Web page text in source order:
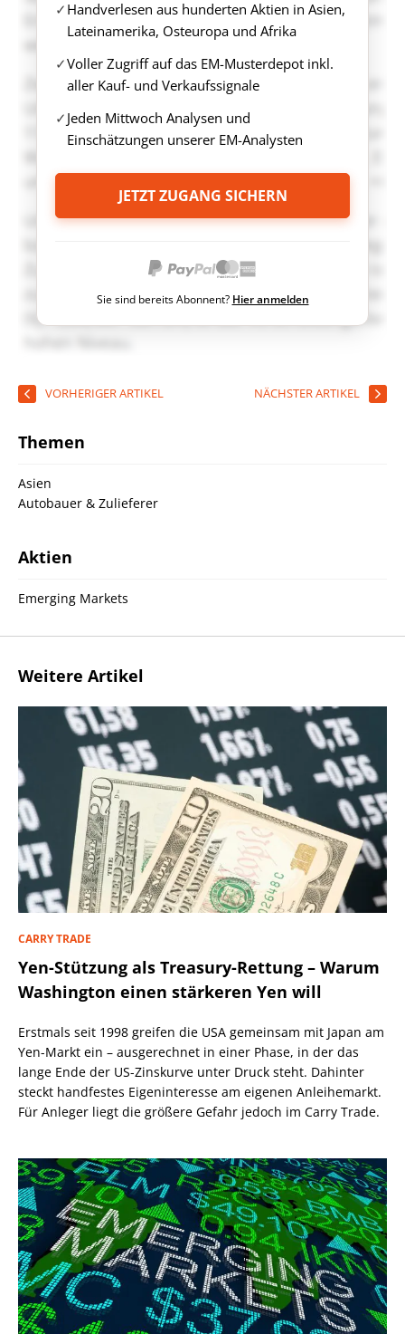
Handverlesen aus hunderten Aktien in Asien,
Lateinamerika, Osteuropa und Afrika
Voller Zugriff auf das EM-Musterdepot inkl.
aller Kauf- und Verkaufssignale
Jeden Mittwoch Analysen und
Einschätzungen unserer EM-Analysten
JETZT ZUGANG SICHERN
Sie sind bereits Abonnent? Hier anmelden
VORHERIGER ARTIKEL NÄCHSTER ARTIKEL
Themen
Asien
Autobauer & Zulieferer
Aktien
Emerging Markets
Weitere Artikel
CARRY TRADE
Yen-Stützung als Treasury-Rettung – Warum
Washington einen stärkeren Yen will
Erstmals seit 1998 greifen die USA gemeinsam mit Japan am
Yen-Markt ein – ausgerechnet in einer Phase, in der das
lange Ende der US-Zinskurve unter Druck steht. Dahinter
steckt handfestes Eigeninteresse am eigenen Anleihemarkt.
Für Anleger liegt die größere Gefahr jedoch im Carry Trade.